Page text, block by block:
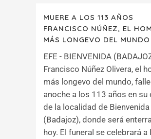
MUERE A LOS 113 AÑOS
FRANCISCO NÚÑEZ, EL
MÁS LONGEVO DEL MUNDO
EFE - BIENVENIDA
Francisco Núñez Olivera, el
más longevo del mundo,
anoche a los 113 años en su
de la localidad de Bienvenida
(Badajoz), donde será
hoy. El funeral se celebrará a